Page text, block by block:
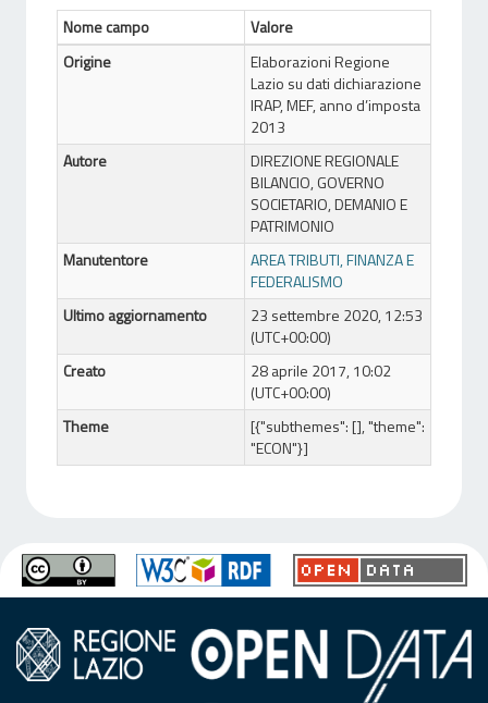
Nome campo
Valore
Origine
Elaborazioni Regione
Lazio su dati dichiarazione
IRAP, MEF, anno d’imposta
2013
Autore
DIREZIONE REGIONALE
BILANCIO, GOVERNO
SOCIETARIO, DEMANIO E
PATRIMONIO
Manutentore
AREA TRIBUTI, FINANZA E
FEDERALISMO
Ultimo aggiornamento
23 settembre 2020, 12:53
(UTC+00:00)
Creato
28 aprile 2017, 10:02
(UTC+00:00)
Theme
[{"subthemes": [], "theme":
"ECON"}]